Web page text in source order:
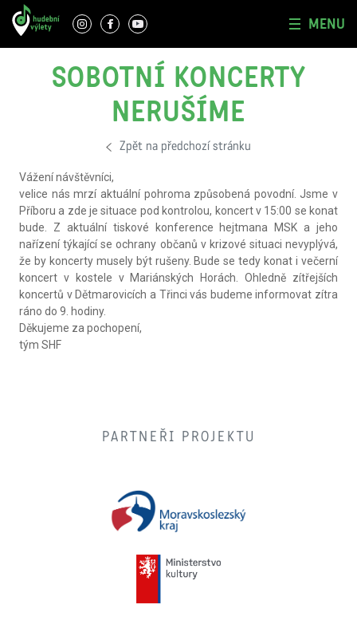
MENU
SOBOTNÍ KONCERTY
NERUŠÍME
Zpět na předchozí stránku
Vážení návštěvníci,
velice nás mrzí aktuální pohroma způsobená povodní. Jsme v
Příboru a zde je situace pod kontrolou, koncert v 15:00 se konat
bude. Z aktuální tiskové konference hejtmana MSK a jeho
nařízení týkající se ochrany občanů v krizové situaci nevyplývá,
že by koncerty musely být rušeny. Bude se tedy konat i večerní
koncert v kostele v Mariánských Horách. Ohledně zítřejších
koncertů v Dětmarovicích a Třinci vás budeme informovat zítra
ráno do 9. hodiny.
Děkujeme za pochopení,
tým SHF
PARTNEŘI PROJEKTU